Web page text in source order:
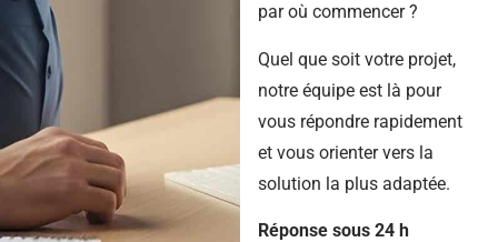
par où commencer ?
Quel que soit votre projet,
notre équipe est là pour
vous répondre rapidement
et vous orienter vers la
solution la plus adaptée.
Réponse sous 24 h